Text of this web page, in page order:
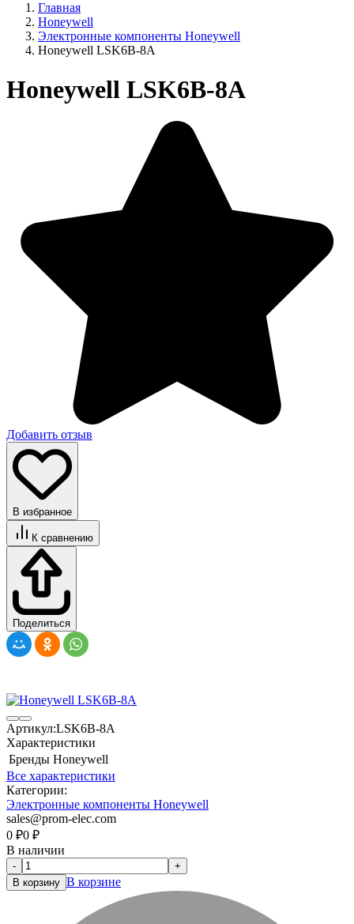
Главная
Honeywell
Электронные компоненты Honeywell
Honeywell LSK6B-8A
Honeywell LSK6B-8A
Добавить отзыв
В избранное
К сравнению
Поделиться
Артикул:LSK6B-8A
Характеристики
Бренды Honeywell
Все характеристики
Категории:
Электронные компоненты Honeywell
sales@prom-elec.com
0 ₽0 ₽
В наличии
-
+
В корзину В корзине